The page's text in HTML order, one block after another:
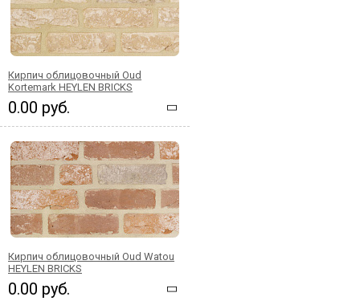
Кирпич облицовочный Oud
Kortemark HEYLEN BRICKS
0.00 руб.
Кирпич облицовочный Oud Watou
HEYLEN BRICKS
0.00 руб.